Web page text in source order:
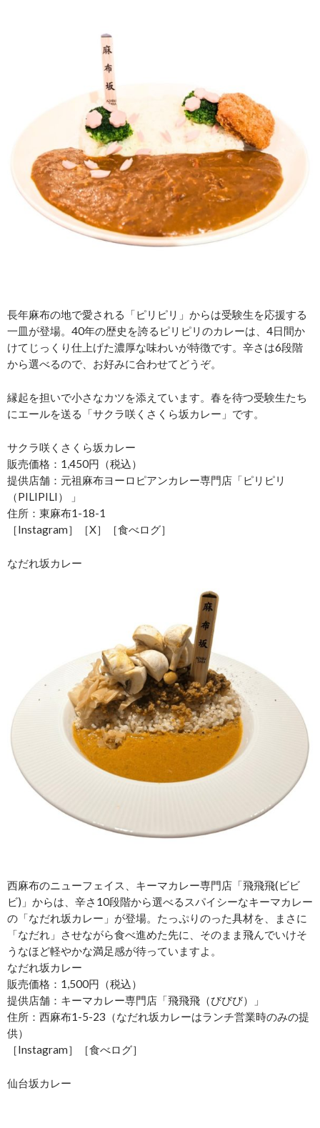
長年麻布の地で愛される「ピリピリ」からは受験生を応援する
一皿が登場。40年の歴史を誇るピリピリのカレーは、4日間か
けてじっくり仕上げた濃厚な味わいが特徴です。辛さは6段階
から選べるので、お好みに合わせてどうぞ。
縁起を担いで小さなカツを添えています。春を待つ受験生たち
にエールを送る「サクラ咲くさくら坂カレー」です。
サクラ咲くさくら坂カレー
販売価格：1,450円（税込）
提供店舗：元祖麻布ヨーロピアンカレー専門店「ピリピリ
（PILIPILI） 」
住所：東麻布1-18-1
［Instagram］［X］［食べログ］
なだれ坂カレー
西麻布のニューフェイス、キーマカレー専門店「飛飛飛(ビビ
ビ)」からは、辛さ10段階から選べるスパイシーなキーマカレー
の「なだれ坂カレー」が登場。たっぷりのった具材を、まさに
「なだれ」させながら食べ進めた先に、そのまま飛んでいけそ
うなほど軽やかな満足感が待っていますよ。
なだれ坂カレー
販売価格：1,500円（税込）
提供店舗：キーマカレー専門店「飛飛飛（びびび）」
住所：西麻布1-5-23（なだれ坂カレーはランチ営業時のみの提
供）
［Instagram］［食べログ］
仙台坂カレー